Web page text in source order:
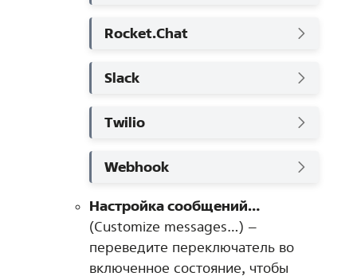
Rocket.Chat
Slack
Twilio
Webhook
Настройка сообщений…
(Customize messages…) –
переведите переключатель во
включенное состояние, чтобы